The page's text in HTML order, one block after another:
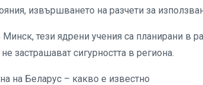
извършването на разчети за
Минск, тези ядрени учения са планирани в
застрашават сигурността в региона.
на Беларус – какво е известно